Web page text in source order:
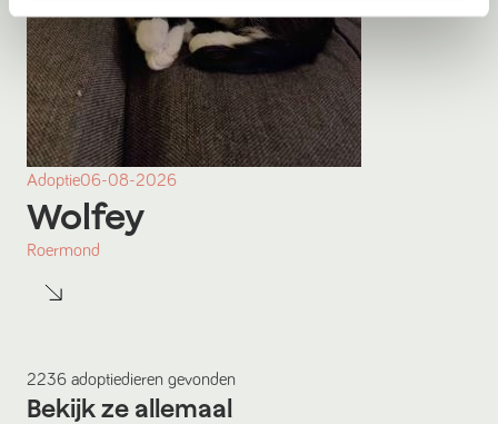
Adoptie06-08-2026
Wolfey
Roermond
2236 adoptiedieren gevonden
Bekijk ze allemaal